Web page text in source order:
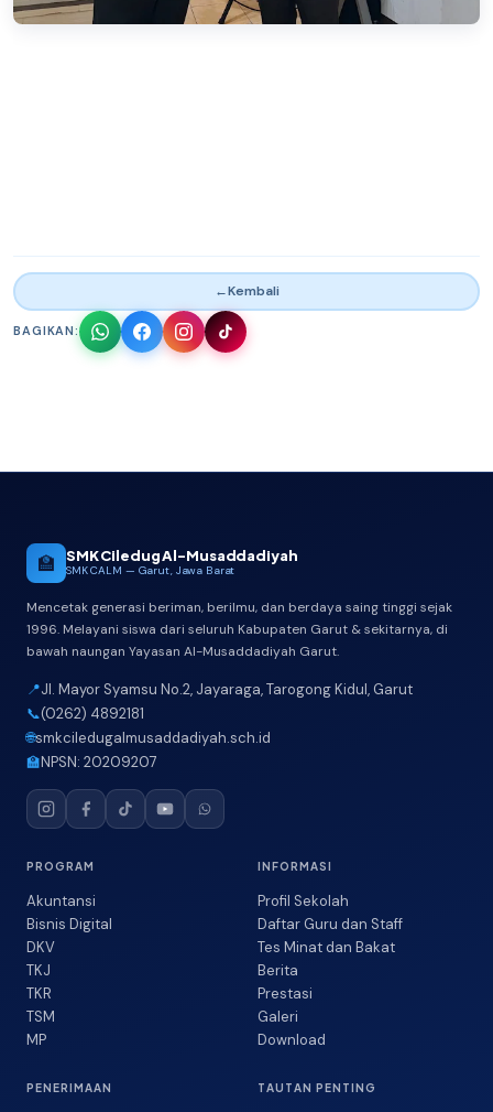
←Kembali
BAGIKAN:
🏫 SMK Ciledug Al-Musaddadiyah
SMK CALM — Garut, Jawa Barat
Mencetak generasi beriman, berilmu, dan berdaya saing tinggi sejak
1996. Melayani siswa dari seluruh Kabupaten Garut & sekitarnya, di
bawah naungan Yayasan Al-Musaddadiyah Garut.
📍Jl. Mayor Syamsu No.2, Jayaraga, Tarogong Kidul, Garut
📞(0262) 4892181
🌐smkciledugalmusaddadiyah.sch.id
🏫NPSN: 20209207
PROGRAM
Akuntansi
Bisnis Digital
DKV
TKJ
TKR
TSM
MP
INFORMASI
Profil Sekolah
Daftar Guru dan Staff
Tes Minat dan Bakat
Berita
Prestasi
Galeri
Download
PENERIMAAN TAUTAN PENTING